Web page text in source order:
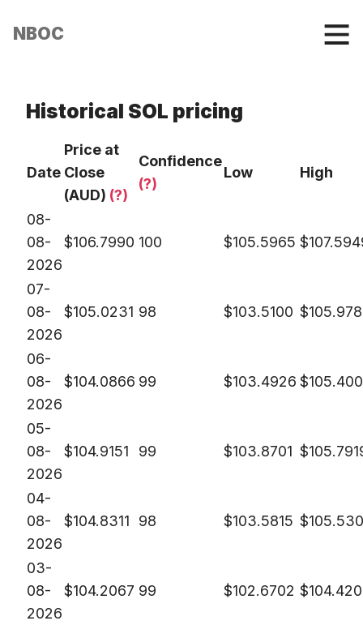
NBOC
Historical SOL pricing
Date
Price at
Close
(AUD) (?)
Confidence
(?)
Low High
08-
08-
2026
$106.7990 100 $105.5965 $
07-
08-
2026
$105.0231 98 $103.5100 $
06-
08-
2026
$104.0866 99 $103.4926 $
05-
08-
2026
$104.9151 99 $103.8701 $
04-
08-
2026
$104.8311 98 $103.5815 $
03-
08-
2026
$104.2067 99 $102.6702 $